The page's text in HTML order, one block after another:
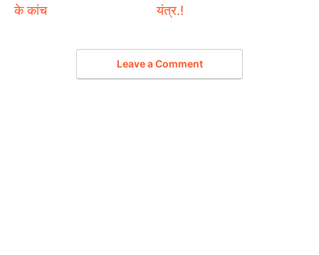
के कांच
यंत्र.!
Leave a Comment